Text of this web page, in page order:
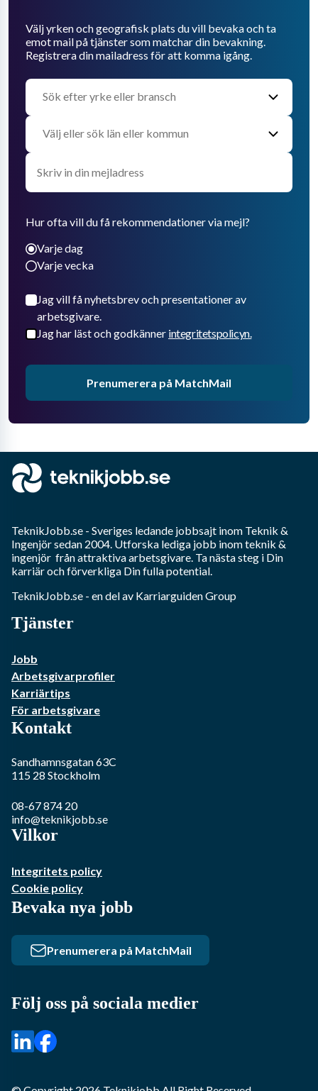
Välj yrken och geografisk plats du vill bevaka och ta
emot mail på tjänster som matchar din bevakning.
Registrera din mailadress för att komma igång.
Hur ofta vill du få rekommendationer via mejl?
Varje dag
Varje vecka
Jag vill få nyhetsbrev och presentationer av
arbetsgivare.
Jag har läst och godkänner integritetspolicyn.
Prenumerera på MatchMail
TeknikJobb.se - Sveriges ledande jobbsajt inom Teknik &
Ingenjörsedan 2004. Utforska lediga jobb inomteknik &
ingenjör från attraktiva arbetsgivare. Ta nästa steg i Din
karriär och förverkliga Din fulla potential.
TeknikJobb.se - en del av Karriarguiden Group
Tjänster
Jobb
Arbetsgivarprofiler
Karriärtips
För arbetsgivare
Kontakt
Sandhamnsgatan 63C
115 28 Stockholm
08-67 874 20
info@teknikjobb.se
Vilkor
Integritets policy
Cookie policy
Bevaka nya jobb
Prenumerera på MatchMail
Följ oss på sociala medier